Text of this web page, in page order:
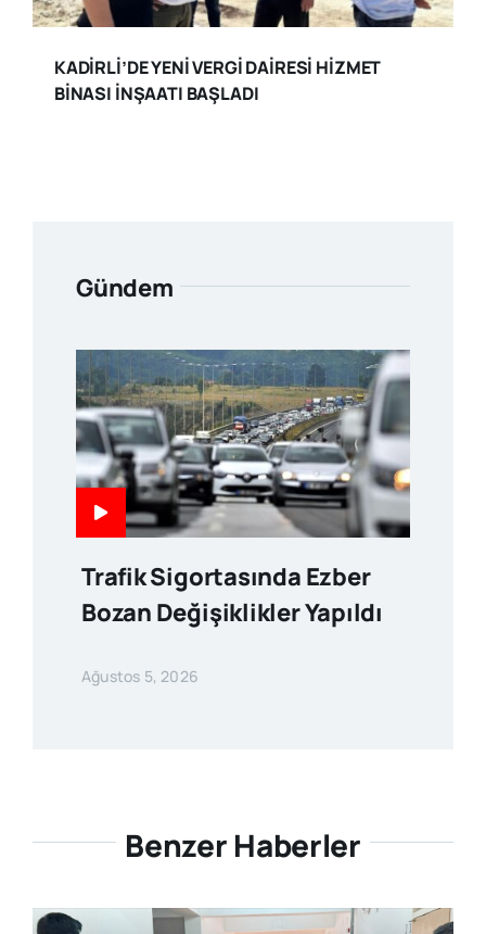
KADİRLİ’DE YENİ VERGİ DAİRESİ HİZMET
BİNASI İNŞAATI BAŞLADI
Gündem
Trafik Sigortasında Ezber
Bozan Değişiklikler Yapıldı
Ağustos 5, 2026
Benzer Haberler